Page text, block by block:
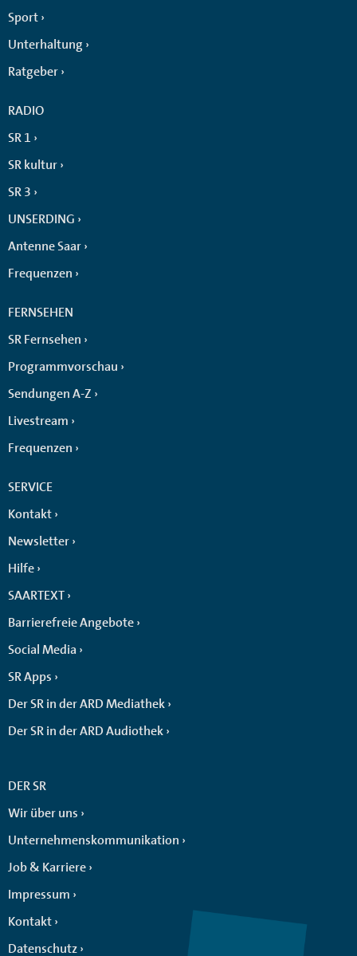
Sport
Unterhaltung
Ratgeber
RADIO
SR 1
SR kultur
SR 3
UNSERDING
Antenne Saar
Frequenzen
FERNSEHEN
SR Fernsehen
Programmvorschau
Sendungen A-Z
Livestream
Frequenzen
SERVICE
Kontakt
Newsletter
Hilfe
SAARTEXT
Barrierefreie Angebote
Social Media
SR Apps
Der SR in der ARD Mediathek
Der SR in der ARD Audiothek
DER SR
Wir über uns
Unternehmenskommunikation
Job & Karriere
Impressum
Kontakt
Datenschutz